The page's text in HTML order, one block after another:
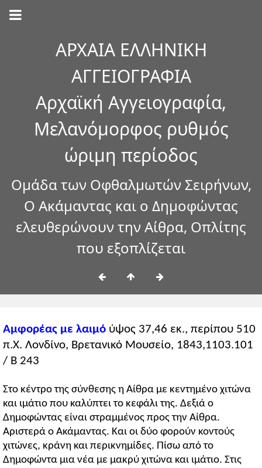
ΑΡΧΑΙΑ ΕΛΛΗΝΙΚΗ
ΑΓΓΕΙΟΓΡΑΦΙΑ
Αρχαϊκή Αγγειογραφία,
Μελανόμορφος ρυθμός
ώριμη περίοδος
Ομάδα των Οφθαλμωτών Σειρήνων,
Ο Ακάμαντας και ο Δημοφώντας
ελευθερώνουν την Αίθρα, Οπλίτης
που εξοπλίζεται
Αμφορέας με λαιμό ύψος 37,46 εκ., περίπου 510
π.Χ. Λονδίνο, Βρετανικό Μουσείο, 1843,1103.101
/ Β 243
Στο κέντρο της σύνθεσης η Αίθρα με κεντημένο χιτώνα
και ιμάτιο που καλύπτει το κεφάλι της. Δεξιά ο
Δημοφώντας είναι στραμμένος προς την Αίθρα.
Αριστερά ο Ακάμαντας. Και οι δύο φορούν κοντούς
χιτώνες, κράνη και περικνημίδες. Πίσω από το
Δημοφώντα μια νέα με μακρύ χιτώνα και ιμάτιο. Στις